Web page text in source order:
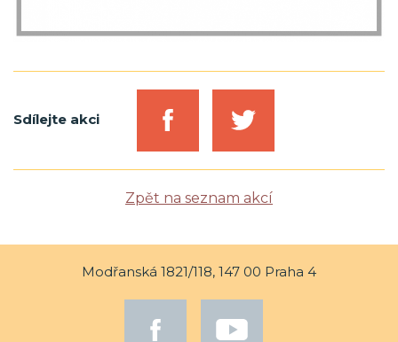
Sdílejte akci
Zpět na seznam akcí
Modřanská 1821/118, 147 00 Praha 4